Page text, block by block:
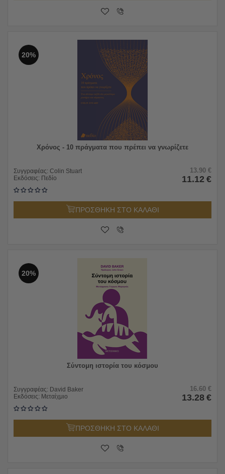
20%
Χρόνος - 10 πράγματα που πρέπει να γνωρίζετε
Συγγραφέας: Colin Stuart
Εκδόσεις: Πεδίο
13.90 €
11.12 €
ΠΡΟΣΘΗΚΗ ΣΤΟ ΚΑΛΑΘΙ
20%
Σύντομη ιστορία του κόσμου
Συγγραφέας: David Baker
Εκδόσεις: Μεταίχμιο
16.60 €
13.28 €
ΠΡΟΣΘΗΚΗ ΣΤΟ ΚΑΛΑΘΙ